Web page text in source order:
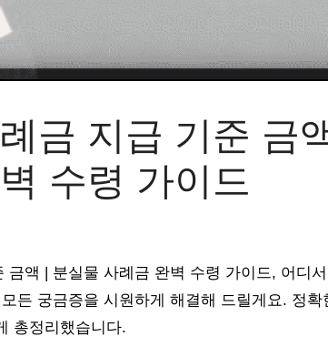
금 지급 기준 금
수령 가이드
금액 | 분실물 사례금 완벽 수령 가이드, 어디
든 궁금증을 시원하게 해결해 드릴게요. 정확
총정리했습니다.